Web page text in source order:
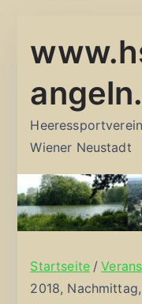
Inhalt
Wiener Neustadt
Startseite
2018,